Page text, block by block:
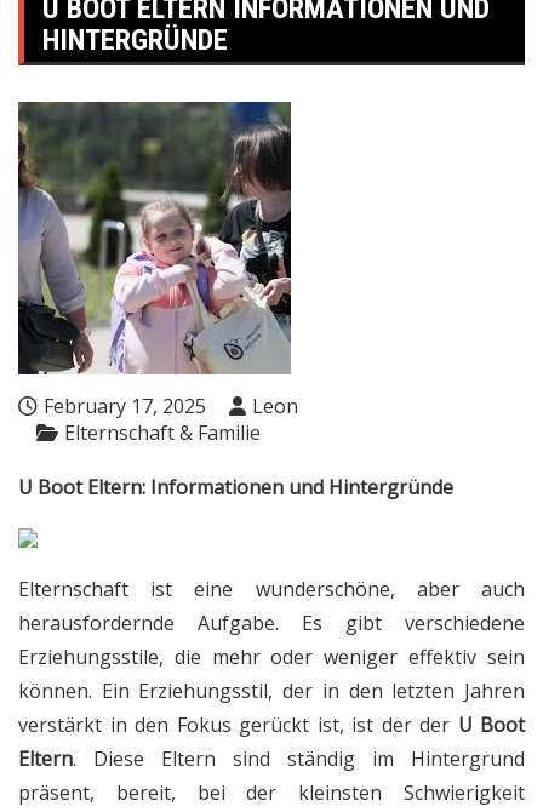
U BOOT ELTERN INFORMATIONEN UND
HINTERGRÜNDE
February 17, 2025
Leon
Elternschaft & Familie
U Boot Eltern: Informationen und Hintergründe
Elternschaft ist eine wunderschöne, aber auch
herausfordernde Aufgabe. Es gibt verschiedene
Erziehungsstile, die mehr oder weniger effektiv sein
können. Ein Erziehungsstil, der in den letzten Jahren
verstärkt in den Fokus gerückt ist, ist der der U Boot
Eltern. Diese Eltern sind ständig im Hintergrund
präsent, bereit, bei der kleinsten Schwierigkeit